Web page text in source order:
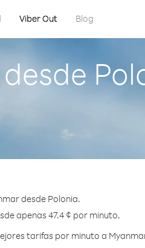
Viber Out Blog
desde Polonia.
apenas 47.4 ¢ por minuto.
tarifas por minuto a